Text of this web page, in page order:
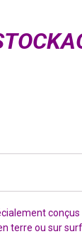
terre ou sur